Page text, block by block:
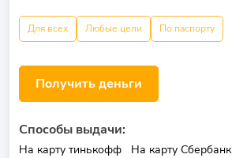
Для всех Любые цели По паспорту
Получить деньги
Способы выдачи:
На карту тинькофф На карту Сбербанк